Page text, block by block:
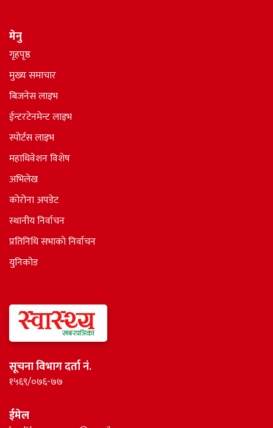
मेनु
गृहपृष्ठ
मुख्य समाचार
बिजनेस लाइभ
ईन्टरटेनमेन्ट लाइभ
स्पोर्टस लाइभ
महाधिवेशन विशेष
अभिलेख
कोरोना अपडेट
स्थानीय निर्वाचन
प्रतिनिधि सभाकाे निर्वाचन
युनिकोड
सूचना विभाग दर्ता नं.
१५६९/०७६-७७
ईमेल